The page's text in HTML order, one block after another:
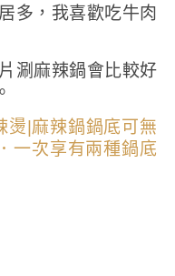
多，我喜歡吃牛肉
涮麻辣鍋會比較好